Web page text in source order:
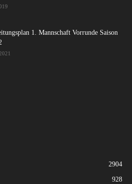
1. Mannschaft Vorrunde Saison
2904
928